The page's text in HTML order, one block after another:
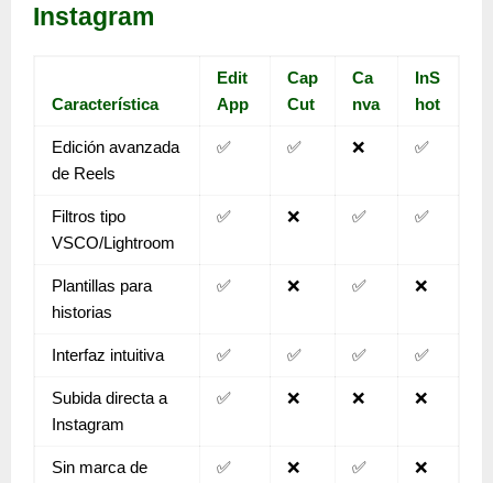
Instagram
Característica
Edit
App
Cap
Cut
Ca
nva
InS
hot
Edición avanzada
de Reels
✅ ✅ ❌ ✅
Filtros tipo
VSCO/Lightroom
✅ ❌ ✅ ✅
Plantillas para
historias
✅ ❌ ✅ ❌
Interfaz intuitiva ✅ ✅ ✅ ✅
Subida directa a
Instagram
✅ ❌ ❌ ❌
Sin marca de
✅ ❌
✅
❌